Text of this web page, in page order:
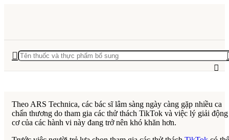
Theo ARS Technica, các bác sĩ lâm sàng ngày càng gặp nhiều ca
chấn thương do tham gia các thử thách TikTok và việc lý giải động
cơ của các hành vi này đang trở nên khó khăn hơn.